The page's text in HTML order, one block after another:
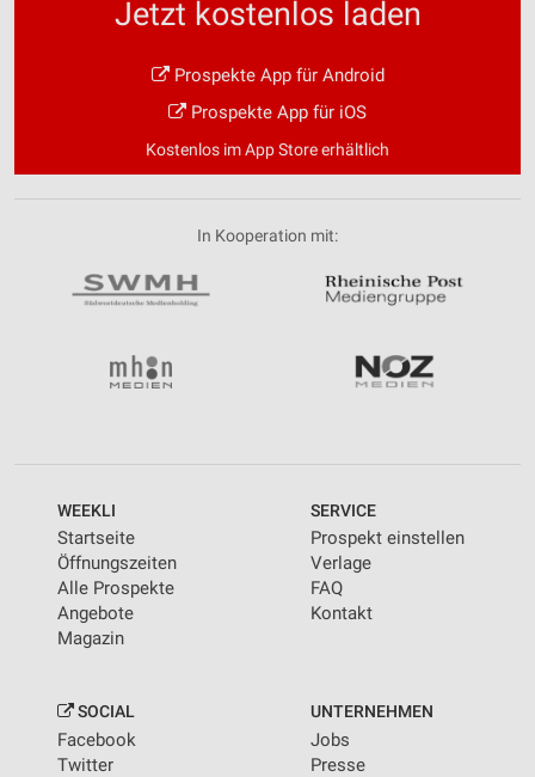
Jetzt kostenlos laden
Prospekte App für Android
Prospekte App für iOS
Kostenlos im App Store erhältlich
In Kooperation mit:
WEEKLI
Startseite
Öffnungszeiten
Alle Prospekte
Angebote
Magazin
SERVICE
Prospekt einstellen
Verlage
FAQ
Kontakt
SOCIAL
Facebook
Twitter
UNTERNEHMEN
Jobs
Presse